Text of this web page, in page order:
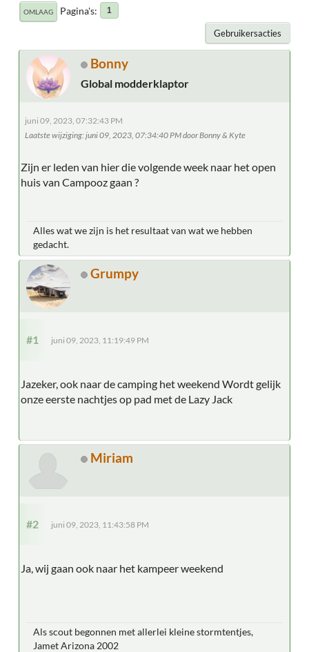
OMLAAG Pagina's 1
Gebruikersacties
Bonny
Global modderklaptor
juni 09, 2023, 07:32:43 PM
Laatste wijziging: juni 09, 2023, 07:34:40 PM door Bonny & Kyte
Zijn er leden van hier die volgende week naar het open
huis van Campooz gaan ?
Alles wat we zijn is het resultaat van wat we hebben
gedacht.
Grumpy
#1 juni 09, 2023, 11:19:49 PM
Jazeker, ook naar de camping het weekend Wordt gelijk
onze eerste nachtjes op pad met de Lazy Jack
Miriam
#2 juni 09, 2023, 11:43:58 PM
Ja, wij gaan ook naar het kampeer weekend
Als scout begonnen met allerlei kleine stormtentjes,
Jamet Arizona 2002